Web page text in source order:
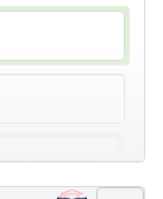
anderen